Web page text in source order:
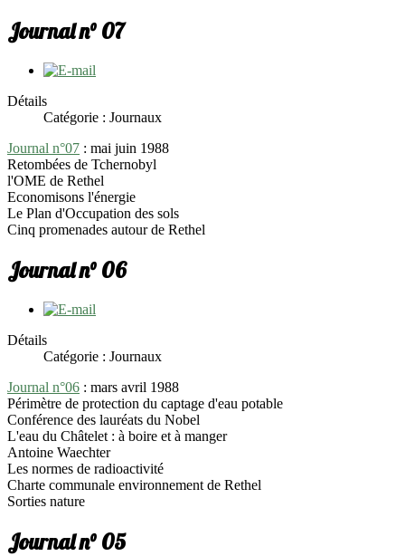
Journal n° 07
Détails
Catégorie : Journaux
Journal n°07 : mai juin 1988
Retombées de Tchernobyl
l'OME de Rethel
Economisons l'énergie
Le Plan d'Occupation des sols
Cinq promenades autour de Rethel
Journal n° 06
Détails
Catégorie : Journaux
Journal n°06 : mars avril 1988
Périmètre de protection du captage d'eau potable
Conférence des lauréats du Nobel
L'eau du Châtelet : à boire et à manger
Antoine Waechter
Les normes de radioactivité
Charte communale environnement de Rethel
Sorties nature
Journal n° 05